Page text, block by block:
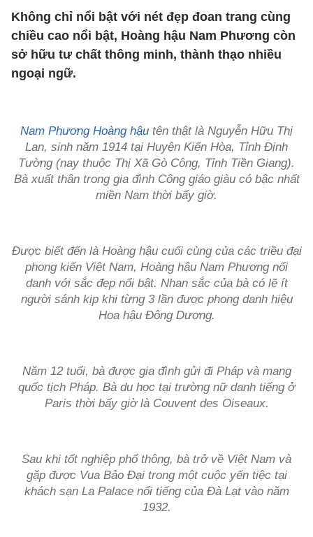
Không chỉ nổi bật với nét đẹp đoan trang cùng
chiều cao nổi bật, Hoàng hậu Nam Phương còn
sở hữu tư chất thông minh, thành thạo nhiều
ngoại ngữ.
Nam Phương Hoàng hậu tên thật là Nguyễn Hữu Thị
Lan, sinh năm 1914 tại Huyện Kiến Hòa, Tỉnh Định
Tường (nay thuộc Thị Xã Gò Công, Tỉnh Tiền Giang).
Bà xuất thân trong gia đình Công giáo giàu có bậc nhất
miền Nam thời bấy giờ.
Được biết đến là Hoàng hậu cuối cùng của các triều đại
phong kiến Việt Nam, Hoàng hậu Nam Phương nổi
danh với sắc đẹp nổi bật. Nhan sắc của bà có lẽ ít
người sánh kịp khi từng 3 lần được phong danh hiệu
Hoa hậu Đông Dương.
Năm 12 tuổi, bà được gia đình gửi đi Pháp và mang
quốc tịch Pháp. Bà du học tại trường nữ danh tiếng ở
Paris thời bấy giờ là Couvent des Oiseaux.
Sau khi tốt nghiệp phổ thông, bà trở về Việt Nam và
gặp được Vua Bảo Đại trong một cuộc yến tiệc tại
khách sạn La Palace nổi tiếng của Đà Lạt vào năm
1932.